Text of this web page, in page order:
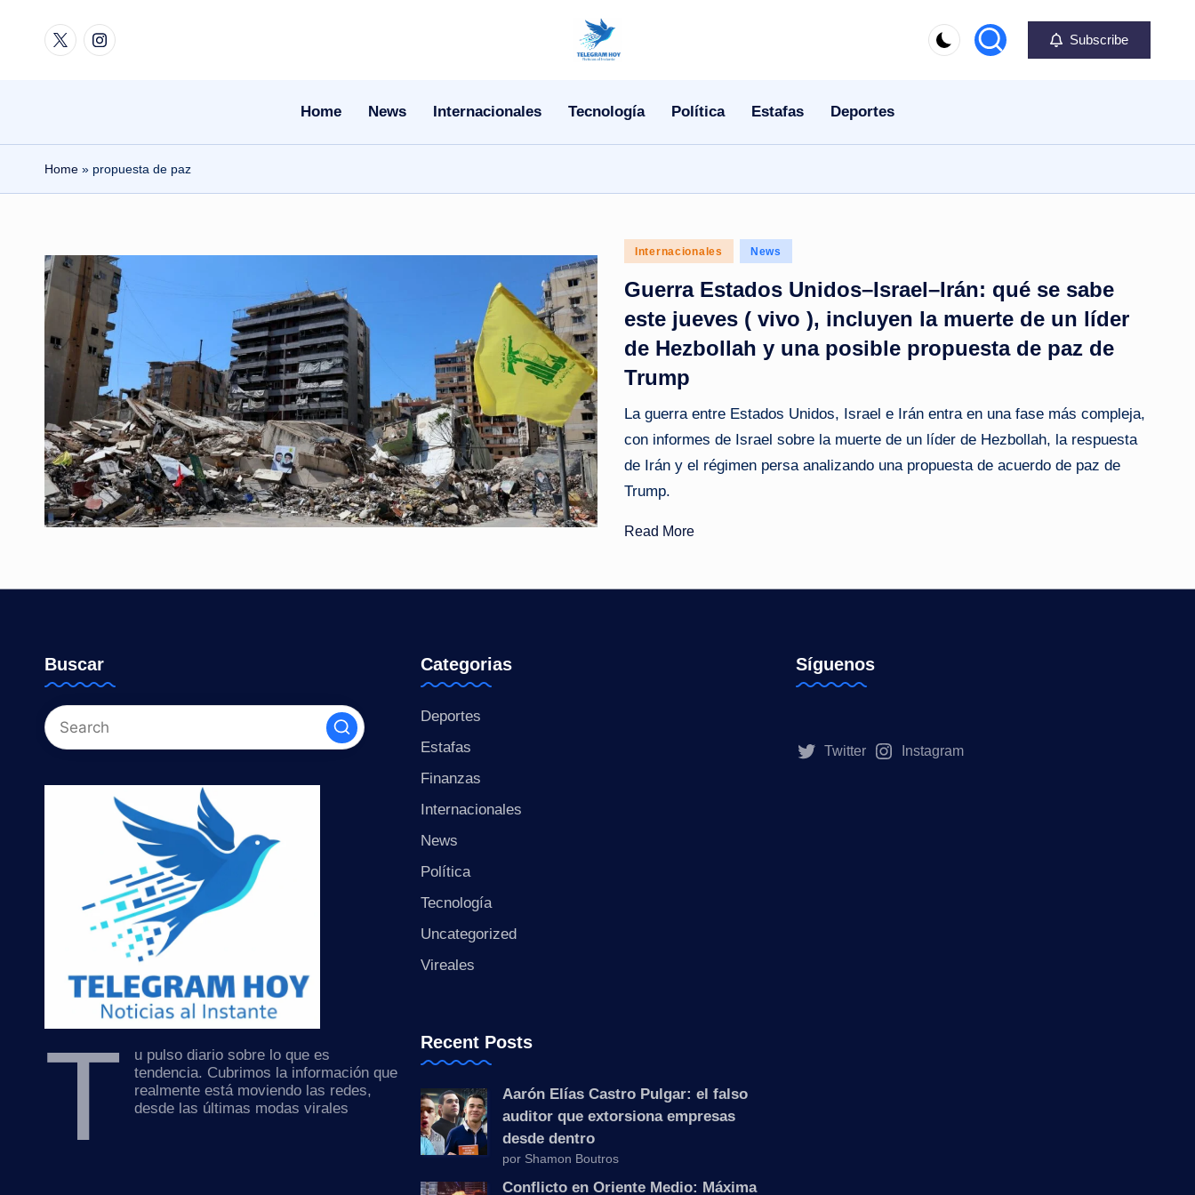
TwitterInstagram
N
l
e
|
N
o
ti
c
Subscribe
Home News Internacionales Tecnología Política Estafas Deportes
Home » propuesta de paz
Posted
Internacionales News
Guerra Estados Unidos–Israel–Irán: qué se sabe
este jueves ( vivo ), incluyen la muerte de un líder
de Hezbollah y una posible propuesta de paz de
Trump
La guerra entre Estados Unidos, Israel e Irán entra en una fase más compleja,
con informes de Israel sobre la muerte de un líder de Hezbollah, la respuesta
de Irán y el régimen persa analizando una propuesta de acuerdo de paz de
Trump.
Read More
Buscar
T
u pulso diario sobre lo que es
tendencia. Cubrimos la información que
realmente está moviendo las redes,
desde las últimas modas virales
Categorias
Deportes
Estafas
Finanzas
Internacionales
News
Política
Tecnología
Uncategorized
Vireales
Recent Posts
Aarón Elías Castro Pulgar: el falso
auditor que extorsiona empresas
desde dentro
por Shamon Boutros
Conflicto en Oriente Medio: Máxima
Síguenos
Twitter Instagram